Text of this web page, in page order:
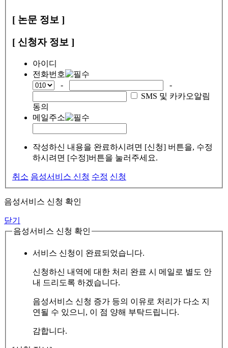
[ 논문 정보 ]
[ 신청자 정보 ]
아이디
전화번호
-
-
SMS 및 카카오알림
동의
메일주소
작성하신 내용을 완료하시려면 [신청] 버튼을, 수정
하시려면 [수정]버튼을 눌러주세요.
취소 음성서비스 신청 수정 신청
음성서비스 신청 확인
닫기
음성서비스 신청 확인
서비스 신청이 완료되었습니다.
신청하신 내역에 대한 처리 완료 시 메일로 별도 안
내 드리도록 하겠습니다.
음성서비스 신청 증가 등의 이유로 처리가 다소 지
연될 수 있으니, 이 점 양해 부탁드립니다.
감합니다.